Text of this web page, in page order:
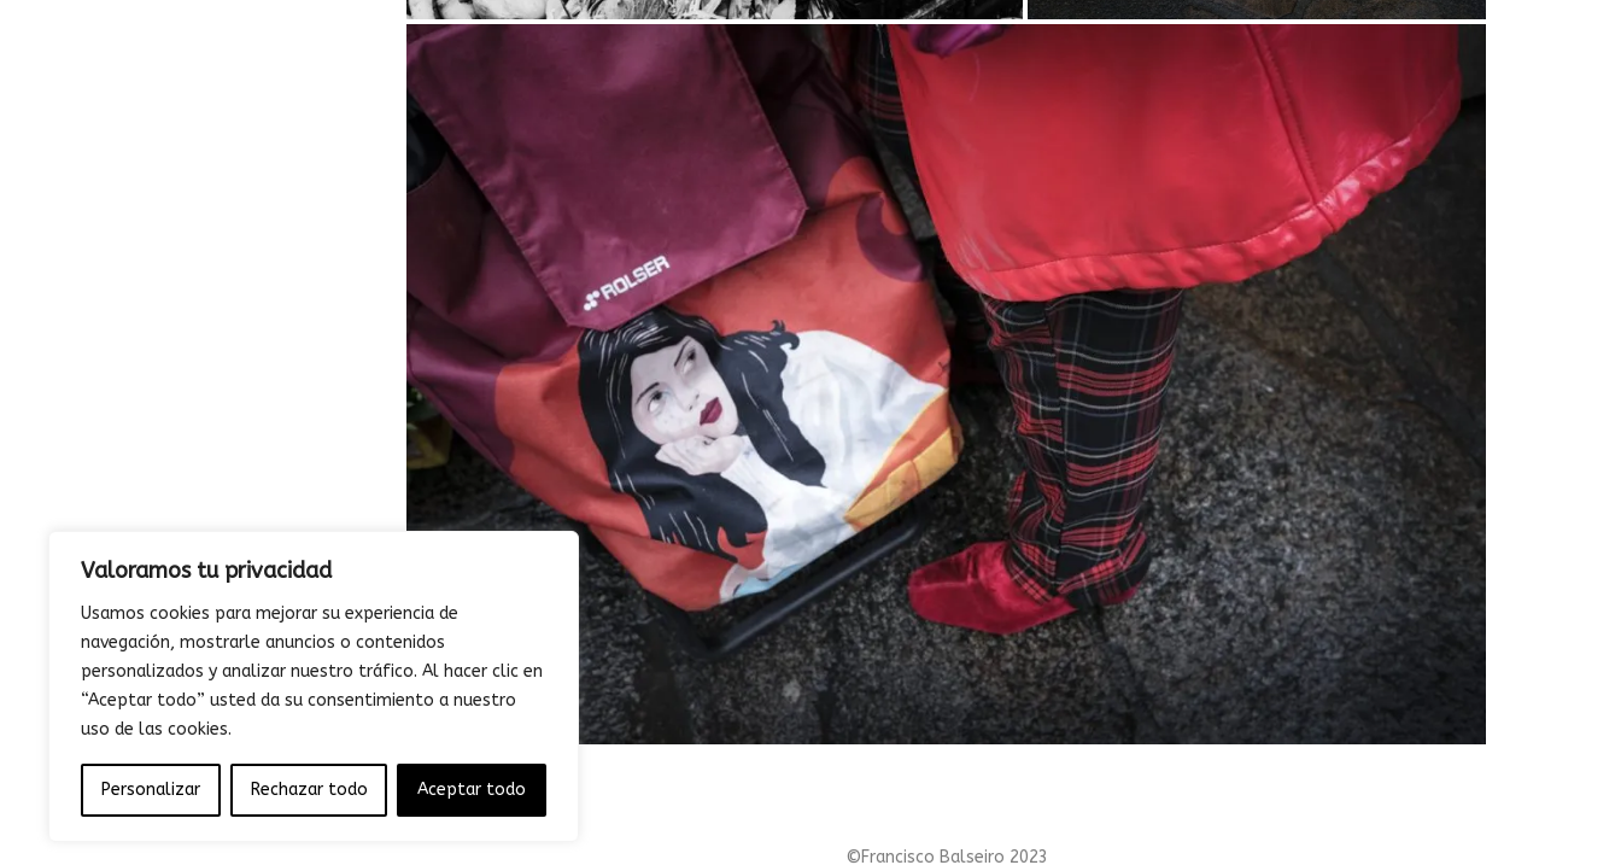
Valoramos tu privacidad
Usamos cookies para mejorar su experiencia de
navegación, mostrarle anuncios o contenidos
personalizados y analizar nuestro tráfico. Al hacer clic en
“Aceptar todo” usted da su consentimiento a nuestro
uso de las cookies.
Personalizar Rechazar todo Aceptar todo
©Francisco Balseiro 2023